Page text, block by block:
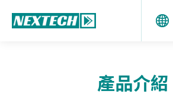
產品介紹